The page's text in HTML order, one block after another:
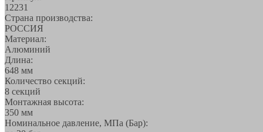
12231
Страна производства:
РОССИЯ
Материал:
Алюминий
Длина:
648 мм
Количество секций:
8 секций
Монтажная высота:
350 мм
Номинальное давление, МПа (Бар):